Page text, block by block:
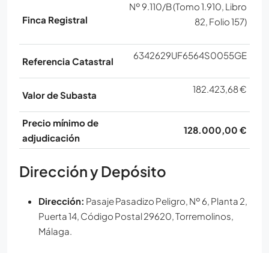
Finca Registral
Nº 9.110/B (Tomo 1.910, Libro
82, Folio 157)
Referencia Catastral
6342629UF6564S0055GE
Valor de Subasta
182.423,68 €
Precio mínimo de
adjudicación
128.000,00 €
Dirección y Depósito
Dirección: Pasaje Pasadizo Peligro, Nº 6, Planta 2,
Puerta 14, Código Postal 29620, Torremolinos,
Málaga.